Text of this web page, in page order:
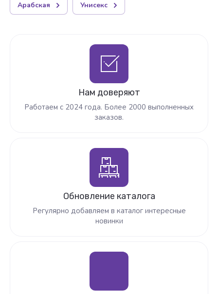
Арабская Унисекс
Нам доверяют
Работаем с 2024 года. Более 2000 выполненных
заказов.
Обновление каталога
Регулярно добавляем в каталог интересные
новинки